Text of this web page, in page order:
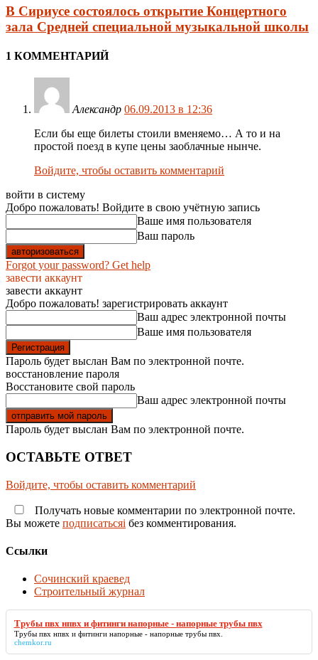
В Сириусе состоялось открытие Концертного
зала Средней специальной музыкальной школы
1 КОММЕНТАРИЙ
Александр 06.09.2013 в 12:36
Если бы еще билеты стоили вменяемо… А то и на
простой поезд в купе цены заоблачные нынче.
Войдите, чтобы оставить комментарий
войти в систему
Добро пожаловать! Войдите в свою учётную запись
Ваше имя пользователя
Ваш пароль
Forgot your password? Get help
завести аккаунт
завести аккаунт
Добро пожаловать! зарегистрировать аккаунт
Ваш адрес электронной почты
Ваше имя пользователя
Пароль будет выслан Вам по электронной почте.
восстановление пароля
Восстановите свой пароль
Ваш адрес электронной почты
Пароль будет выслан Вам по электронной почте.
ОСТАВЬТЕ ОТВЕТ
Войдите, чтобы оставить комментарий
Получать новые комментарии по электронной почте.
Вы можете подписатьсяi без комментирования.
Ссылки
Сочинский краевед
Строительный журнал
Трубы пвх нпвх и фитинги напорные - напорные трубы пвх
Трубы пвх нпвх и фитинги напорные - напорные трубы пвх
chemkor.ru